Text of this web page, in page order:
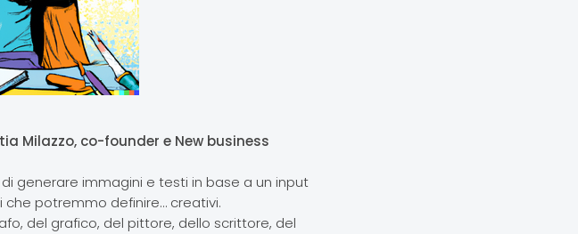
Milazzo, co-founder e New business
generare immagini e testi in base a un input
potremmo definire… creativi.
del grafico, del pittore, dello scrittore, del